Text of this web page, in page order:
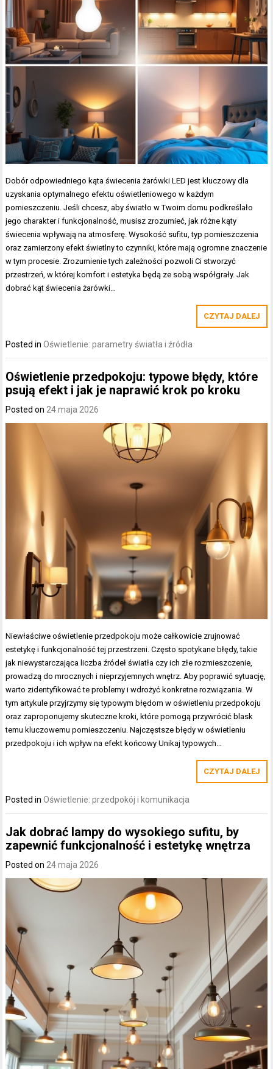
Dobór odpowiedniego kąta świecenia żarówki LED jest kluczowy dla
uzyskania optymalnego efektu oświetleniowego w każdym
pomieszczeniu. Jeśli chcesz, aby światło w Twoim domu podkreślało
jego charakter i funkcjonalność, musisz zrozumieć, jak różne kąty
świecenia wpływają na atmosferę. Wysokość sufitu, typ pomieszczenia
oraz zamierzony efekt świetlny to czynniki, które mają ogromne znaczenie
w tym procesie. Zrozumienie tych zależności pozwoli Ci stworzyć
przestrzeń, w której komfort i estetyka będą ze sobą współgrały. Jak
dobrać kąt świecenia żarówki…
CZYTAJ DALEJ
Posted inOświetlenie: parametry światła i źródła
Oświetlenie przedpokoju: typowe błędy, które
psują efekt i jak je naprawić krok po kroku
Posted on 24 maja 2026
Niewłaściwe oświetlenie przedpokoju może całkowicie zrujnować
estetykę i funkcjonalność tej przestrzeni. Często spotykane błędy, takie
jak niewystarczająca liczba źródeł światła czy ich złe rozmieszczenie,
prowadzą do mrocznych i nieprzyjemnych wnętrz. Aby poprawić sytuację,
warto zidentyfikować te problemy i wdrożyć konkretne rozwiązania. W
tym artykule przyjrzymy się typowym błędom w oświetleniu przedpokoju
oraz zaproponujemy skuteczne kroki, które pomogą przywrócić blask
temu kluczowemu pomieszczeniu. Najczęstsze błędy w oświetleniu
przedpokoju i ich wpływ na efekt końcowy Unikaj typowych…
CZYTAJ DALEJ
Posted inOświetlenie: przedpokój i komunikacja
Jak dobrać lampy do wysokiego sufitu, by
zapewnić funkcjonalność i estetykę wnętrza
Posted on24 maja 2026